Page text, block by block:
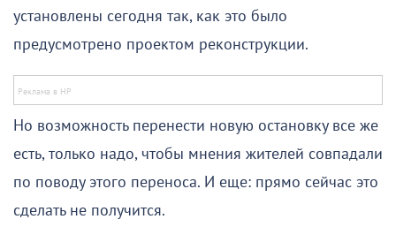
установлены сегодня так, как это было
предусмотрено проектом реконструкции.
Но возможность перенести новую остановку все же
есть, только надо, чтобы мнения жителей совпадали
по поводу этого переноса. И еще: прямо сейчас это
сделать не получится.